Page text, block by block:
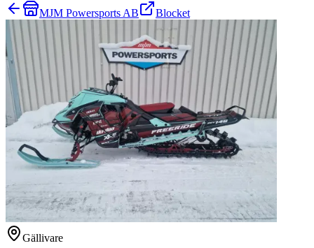
MJM Powersports AB
Blocket
Gällivare